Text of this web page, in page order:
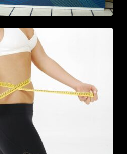
Wegovy® generează o scădere
de până la 22,6% la femei în
și reduce la jumătate